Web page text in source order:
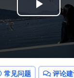
Play
Video
常见问题 评论